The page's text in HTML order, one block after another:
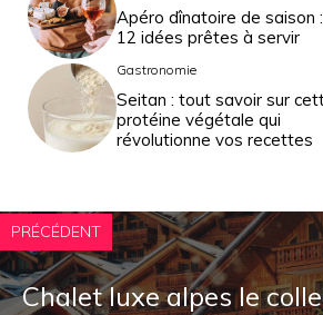
Apéro dînatoire de saison :
12 idées prêtes à servir
Gastronomie
Seitan : tout savoir sur
protéine végétale qui
révolutionne vos recettes
PRÉCÉDENT
Chalet luxe alpes le